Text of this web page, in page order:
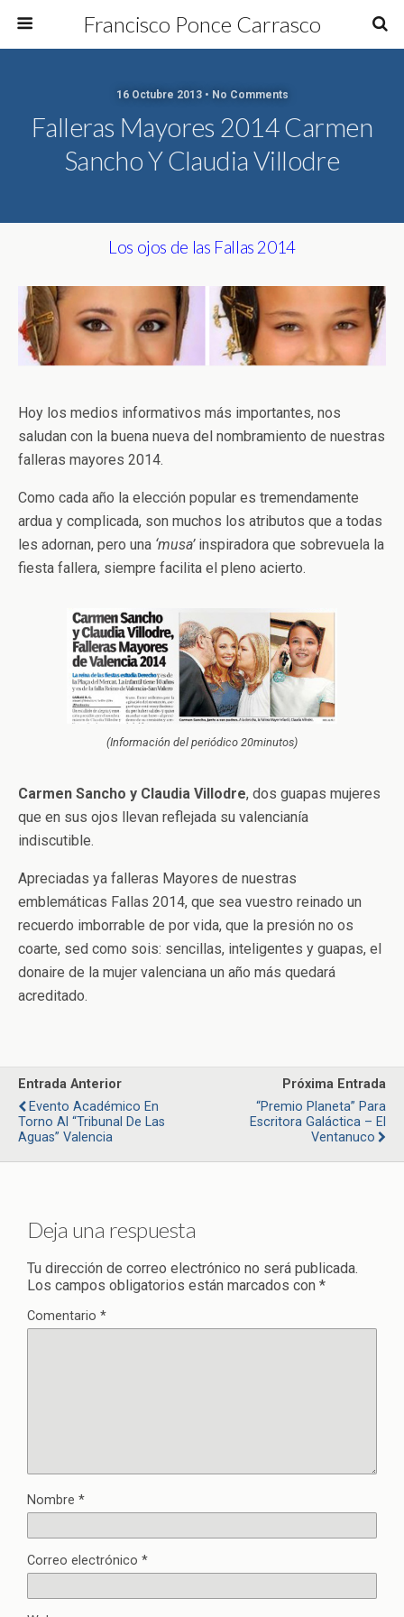
Francisco Ponce Carrasco
16 Octubre 2013 • No Comments
Falleras Mayores 2014 Carmen
Sancho Y Claudia Villodre
Los ojos de las Fallas 2014
Hoy los medios informativos más importantes, nos
saludan con la buena nueva del nombramiento de nuestras
falleras mayores 2014.
Como cada año la elección popular es tremendamente
ardua y complicada, son muchos los atributos que a todas
les adornan, pero una ‘musa’inspiradora que sobrevuela la
fiesta fallera, siempre facilita el pleno acierto.
(Información del periódico 20minutos)
Carmen Sancho y Claudia Villodre, dos guapas mujeres
que en sus ojos llevan reflejada su valencianía
indiscutible.
Apreciadas ya falleras Mayores de nuestras
emblemáticas Fallas 2014, que sea vuestro reinado un
recuerdo imborrable de por vida, que la presión no os
coarte, sed como sois: sencillas, inteligentes y guapas, el
donaire de la mujer valenciana un año más quedará
acreditado.
Entrada Anterior
Evento Académico En
Torno Al “Tribunal De Las
Aguas” Valencia
Próxima Entrada
“Premio Planeta” Para
Escritora Galáctica – El
Ventanuco
Deja una respuesta
Tu dirección de correo electrónico no será publicada.
Los campos obligatorios están marcados con *
Comentario *
Nombre *
Correo electrónico *